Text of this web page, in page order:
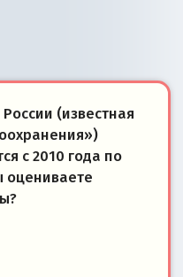
(известная
с 2010 года по
оцениваете